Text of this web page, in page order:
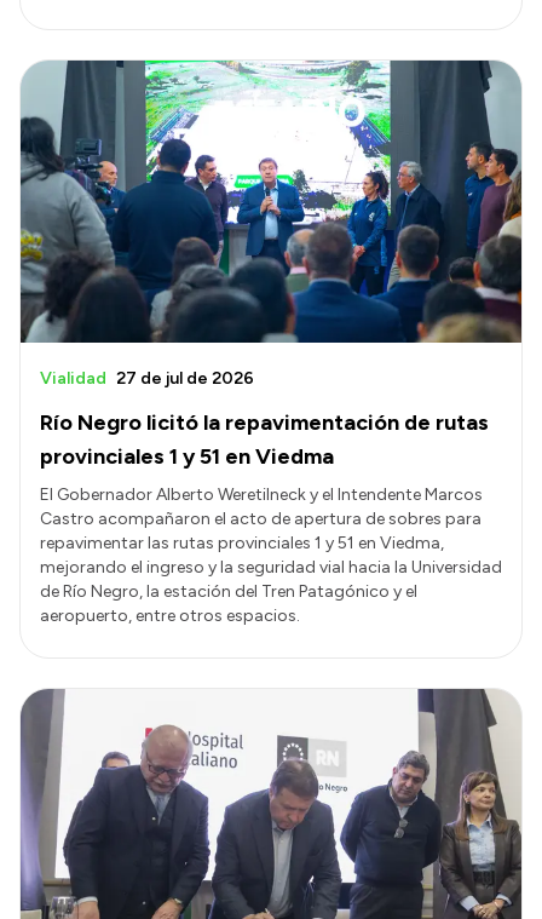
Río Negro licitó la repavimentación de rutas
provinciales 1 y 51 en Viedma
Vialidad 27 de jul de 2026
El Gobernador Alberto Weretilneck y el Intendente Marcos
Castro acompañaron el acto de apertura de sobres para
repavimentar las rutas provinciales 1 y 51 en Viedma,
mejorando el ingreso y la seguridad vial hacia la Universidad
de Río Negro, la estación del Tren Patagónico y el
aeropuerto, entre otros espacios.